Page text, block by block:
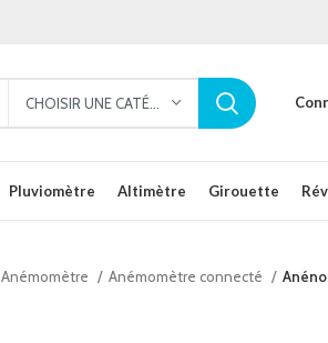
Pluviomètre Altimètre Girouette
Anémomètre Anémomètre connecté